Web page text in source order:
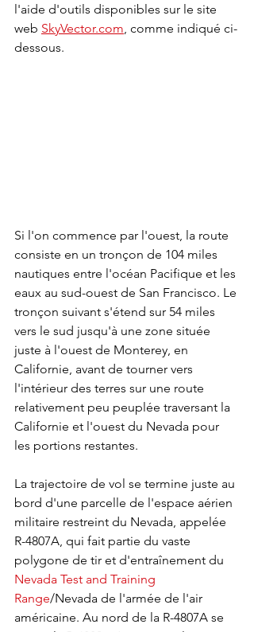
l'aide d'outils disponibles sur le site
web SkyVector.com , comme indiqué ci-
dessous.
Si l'on commence par l'ouest, la route
consiste en un tronçon de 104 miles
nautiques entre l'océan Pacifique et les
eaux au sud-ouest de San Francisco. Le
tronçon suivant s'étend sur 54 miles
vers le sud jusqu'à une zone située
juste à l'ouest de Monterey, en
Californie, avant de tourner vers
l'intérieur des terres sur une route
relativement peu peuplée traversant la
Californie et l'ouest du Nevada pour
les portions restantes.
La trajectoire de vol se termine juste au
bord d'une parcelle de l'espace aérien
militaire restreint du Nevada, appelée
R-4807A, qui fait partie du vaste
polygone de tir et d'entraînement du
Nevada Test and Training
Range/Nevada de l'armée de l'air
américaine. Au nord de la R-4807A se